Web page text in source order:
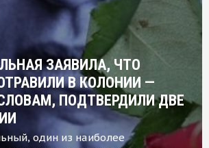
ЗАЯВИЛА, ЧТО
В КОЛОНИИ —
ПОДТВЕРДИЛИ ДВЕ
один из наиболее